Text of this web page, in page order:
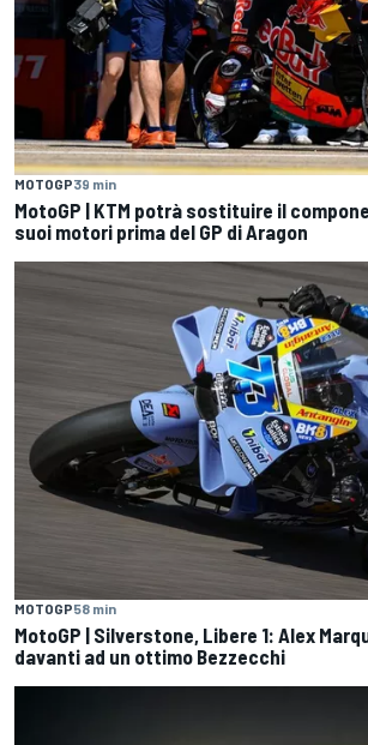
MOTOGP39 min
MotoGP | KTM potrà sostituire il
suoi motori prima del GP di Aragon
MOTOGP58 min
MotoGP | Silverstone, Libere 1: Alex
davanti ad un ottimo Bezzecchi